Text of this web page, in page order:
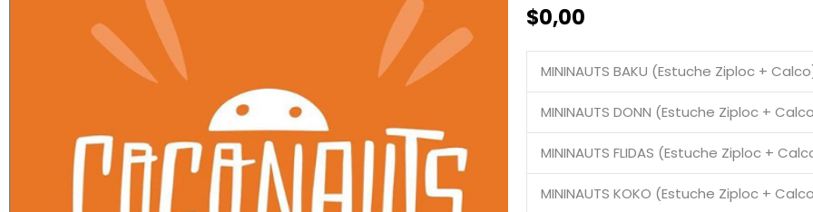
$0,00
MININAUTS BAKU (Estuche Ziploc +
MININAUTS DONN (Estuche Ziploc +
MININAUTS FLIDAS (Estuche Ziploc +
MININAUTS KOKO (Estuche Ziploc +